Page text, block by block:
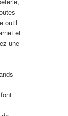
outil
et
une